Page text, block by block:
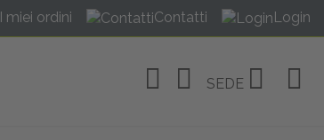
I miei ordini Contatti Login
SEDE